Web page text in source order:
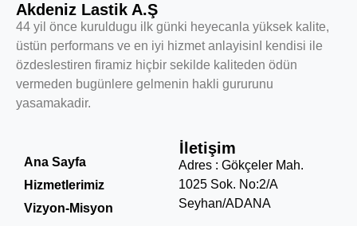
Akdeniz Lastik A.Ş
44 yil önce kuruldugu ilk günki heyecanla yüksek kalite,
üstün performans ve en iyi hizmet anlayisinI kendisi ile
özdeslestiren firamiz hiçbir sekilde kaliteden ödün
vermeden bugünlere gelmenin hakli gururunu
yasamakadir.
Ana Sayfa
Hizmetlerimiz
Vizyon-Misyon
İletişim
Adres : Gökçeler Mah.
1025 Sok. No:2/A
Seyhan/ADANA